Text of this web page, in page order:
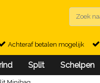
Achteraf betalen mogelijk
Split Schelpen